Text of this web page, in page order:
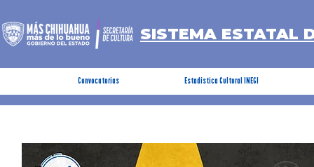
SISTEMA ESTATAL
Convocatorias Estadística Cultural INEGI